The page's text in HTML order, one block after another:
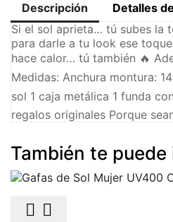
Descripción Detalles
Si el sol aprieta… tú subes la
para darle a tu look ese
hace calor… tú también 🔥
Medidas: Anchura montura:
sol 1 caja metálica 1 funda
regalos originales Porque
También te
 